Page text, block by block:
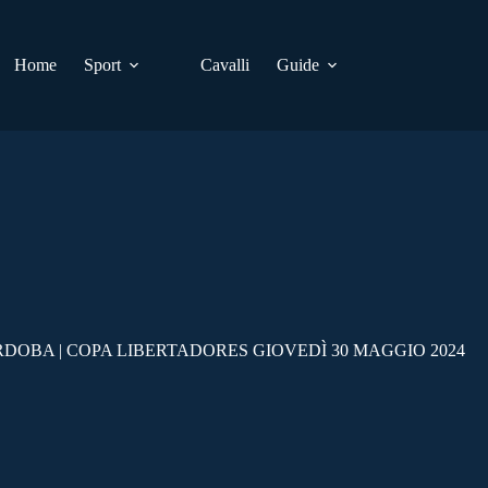
Home
Sport Cavalli Guide
| COPA LIBERTADORES GIOVEDÌ 30 MAGGIO 2024